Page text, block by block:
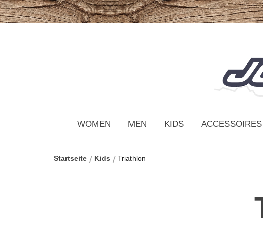
WOMEN MEN KIDS ACCESSOIRES
Startseite Kids Triathlon